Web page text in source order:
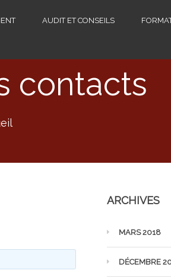
AUDIT ET CONSEILS
contacts
ARCHIVES
MARS 2018
DÉCEMBRE